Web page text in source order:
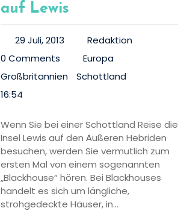
auf Lewis
29 Juli, 2013
Redaktion
0 Comments
Europa
Großbritannien
Schottland
16:54
Wenn Sie bei einer Schottland Reise die
Insel Lewis auf den Äußeren Hebriden
besuchen, werden Sie vermutlich zum
ersten Mal von einem sogenannten
„Blackhouse“ hören. Bei Blackhouses
handelt es sich um längliche,
strohgedeckte Häuser, in…